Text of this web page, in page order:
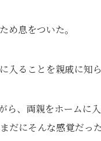
め息をついた。
入ることを親戚に知
ら、両親をホーム
だにそんな感覚だっ